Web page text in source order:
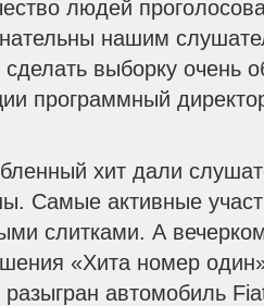
людей
нашим
выборку очень
программный
хит дали
Самые активные
слитками. А
«Хита номер
автомобиль